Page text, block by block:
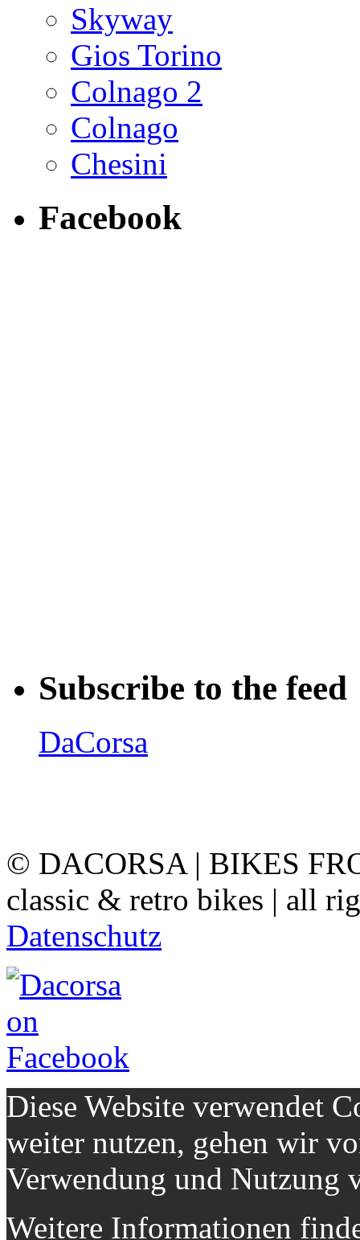
Skyway
Gios Torino
Colnago 2
Colnago
Chesini
Facebook
Subscribe to the feed
DaCorsa
© DACORSA | BIKES
classic & retro bikes | all
Datenschutz
Diese Website verwendet
weiter nutzen, gehen wir
Verwendung und Nutzung
Weitere Informationen